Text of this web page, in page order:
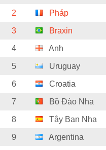
2 Pháp
3 Braxin
4 Anh
5 Uruguay
6 Croatia
7 Bồ Đào Nha
8 Tây Ban Nha
9 Argentina